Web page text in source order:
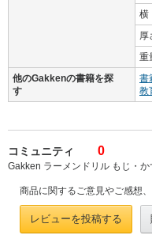
横
厚
重
他のGakkenの書籍を探
す
書
教
コミュニティ 0
Gakken ラーメンドリル もじ・
商品に関するご意見やご感想
レビューを投稿する